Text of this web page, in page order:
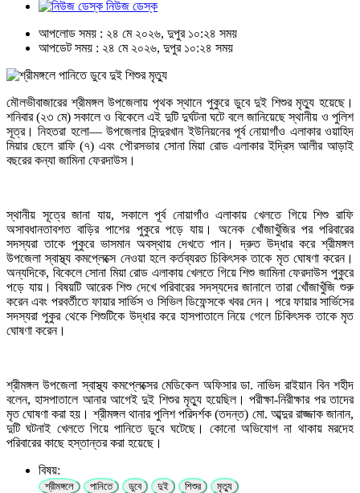
নিউজ ডেস্ক
আপলোড সময় : ২৪ মে ২০২৬, দুপুর ১০:২৪ সময়
আপডেট সময় : ২৪ মে ২০২৬, দুপুর ১০:২৪ সময়
মৌলভীবাজারের শ্রীমঙ্গল উপজেলায় পৃথক স্থানে পুকুরে ডুবে দুই শিশুর মৃত্যু হয়েছে।
শনিবার (২৩ মে) সকালে ও বিকেলে এই দুটি দুর্ঘটনা ঘটে বলে জানিয়েছে স্থানীয় ও পুলিশ
সূত্র। নিহতরা হলো— উপজেলার সিন্দুরখান ইউনিয়নের পূর্ব নোয়াগাঁও এলাকার ওয়াহিদ
মিয়ার ছেলে রাফি (৭) এবং পৌরসভার সোনা মিয়া রোড এলাকার ইদ্রিস আলীর আড়াই
বছরের কন্যা জামিনা ফেরদাউস।
স্থানীয় সূত্রে জানা যায়, সকালে পূর্ব নোয়াগাঁও এলাকায় খেলতে গিয়ে শিশু রাফি
অসাবধানতাবশত বাড়ির পাশের পুকুরে পড়ে যায়। অনেক খোঁজাখুঁজির পর পরিবারের
সদস্যরা তাকে পুকুরে ভাসমান অবস্থায় দেখতে পান। দ্রুত উদ্ধার করে শ্রীমঙ্গল
উপজেলা স্বাস্থ্য কমপ্লেক্সে নেওয়া হলে কর্তব্যরত চিকিৎসক তাকে মৃত ঘোষণা করেন।
অন্যদিকে, বিকেলে সোনা মিয়া রোড এলাকায় খেলতে গিয়ে শিশু জামিনা ফেরদাউস পুকুরে
পড়ে যায়। বিষয়টি আরেক শিশু দেখে পরিবারের সদস্যদের জানালে তারা খোঁজাখুঁজি শুরু
করেন এবং পরবর্তীতে ফায়ার সার্ভিস ও সিভিল ডিফেন্সকে খবর দেন। পরে ফায়ার সার্ভিসের
সদস্যরা পুকুর থেকে শিশুটিকে উদ্ধার করে হাসপাতালে নিয়ে গেলে চিকিৎসক তাকে মৃত
ঘোষণা করেন।
শ্রীমঙ্গল উপজেলা স্বাস্থ্য কমপ্লেক্সের মেডিকেল অফিসার ডা. নাভিদ রাইয়ান বিন শহীদ
বলেন, হাসপাতালে আনার আগেই দুই শিশুর মৃত্যু হয়েছিল। পরীক্ষা-নিরীক্ষার পর তাদের
মৃত ঘোষণা করা হয়। শ্রীমঙ্গল থানার পুলিশ পরিদর্শক (তদন্ত) মো. আব্দুর রাজ্জাক জানান,
দুটি ঘটনাই খেলতে গিয়ে পানিতে ডুবে ঘটেছে। কোনো অভিযোগ না থাকায় মরদেহ
পরিবারের কাছে হস্তান্তর করা হয়েছে।
বিষয়:
শ্রীমঙ্গলে পানিতে ডুবে দুই শিশুর মৃত্যু